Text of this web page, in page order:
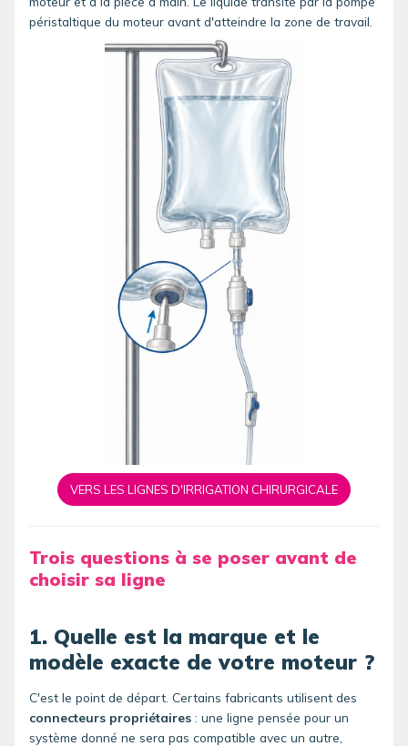
péristaltique du moteur avant d'atteindre la zone de travail.
VERS LES LIGNES D'IRRIGATION CHIRURGICALE
Trois questions à se poser avant de
choisir sa ligne
1. Quelle est la marque et le
modèle exacte de votre moteur ?
C'est le point de départ. Certains fabricants utilisent des
connecteurs propriétaires : une ligne pensée pour un
système donné ne sera pas compatible avec un autre,